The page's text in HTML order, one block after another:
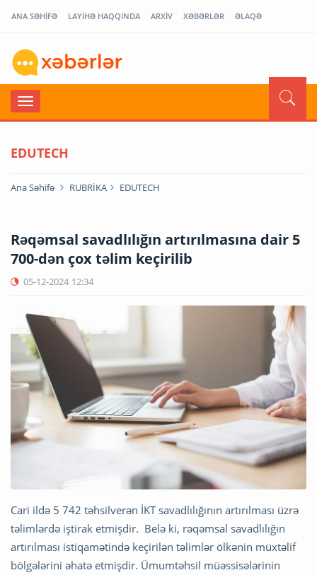
ANA SƏHİFƏ LAYİHƏ HAQQINDA ARXİV XƏBƏRLƏR ƏLAQƏ
EDUTECH
Ana Səhifə RUBRİKA EDUTECH
Rəqəmsal savadlılığın artırılmasına dair 5
700-dən çox təlim keçirilib
05-12-2024 12:34
Cari ildə 5 742 təhsilverən İKT savadlılığının artırılması üzrə
təlimlərdə iştirak etmişdir. Belə ki, rəqəmsal savadlılığın
artırılması istiqamətində keçirilən təlimlər ölkənin müxtəlif
bölgələrini əhatə etmişdir. Ümumtəhsil müəssisələrinin